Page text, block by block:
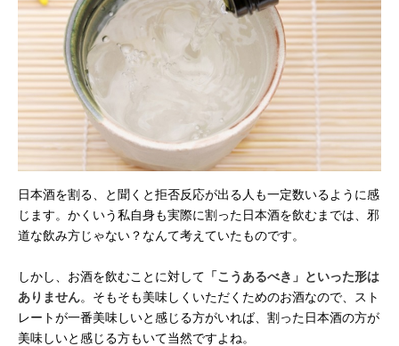
日本酒を割る、と聞くと拒否反応が出る人も一定数いるように感
じます。かくいう私自身も実際に割った日本酒を飲むまでは、邪
道な飲み方じゃない？なんて考えていたものです。
しかし、お酒を飲むことに対して 「こうあるべき」といった形は
ありません。そもそも美味しくいただくためのお酒なので、スト
レートが一番美味しいと感じる方がいれば、割った日本酒の方が
美味しいと感じる方もいて当然ですよね。